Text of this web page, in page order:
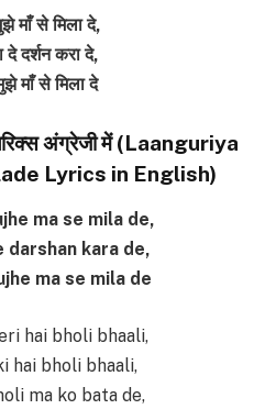
माँ से मिला दे,
दे दर्शन करा दे,
माँ से मिला दे
अंग्रेजी में (Laanguriya
Lyrics in English)
ma se mila de,
darshan kara de,
ma se mila de
hai bholi bhaali,
hai bholi bhaali,
ma ko bata de,